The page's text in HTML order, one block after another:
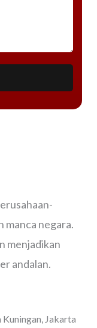
manca negara.
menjadikan
andalan.
Jakarta